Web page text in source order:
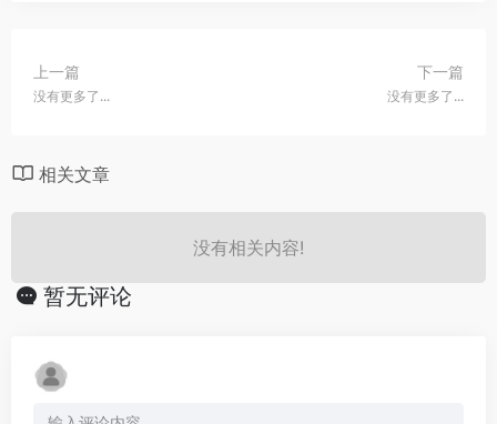
上一篇
没有更多了...
下一篇
没有更多了...
相关文章
没有相关内容!
暂无评论